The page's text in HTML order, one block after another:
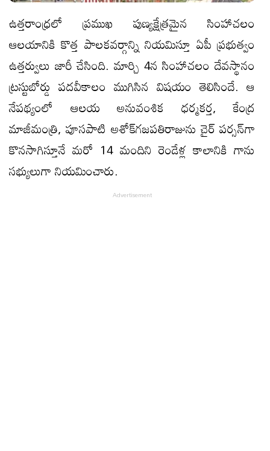
ఉత్తరాంధ్రలో ప్రముఖ పుణ్యక్షేత్రమైన సింహాచలం
ఆలయానికి కొత్త పాలకవర్గాన్ని నియమిస్తూ ఏపీ ప్రభుత్వం
ఉత్తర్వులు జారీ చేసింది. మార్చి 4న సింహాచలం దేవస్థానం
ట్రస్టుబోర్డు పదవీకాలం ముగిసిన విషయం తెలిసిందే. ఆ
నేపథ్యంలో ఆలయ అనువంశిక ధర్మకర్త, కేంద్ర
మాజీమంత్రి, పూసపాటి అశోక్‌గజపతిరాజును చైర్ పర్సన్‌గా
కొనసాగిస్తూనే మరో 14 మందిని రెండేళ్ల కాలానికి గాను
సభ్యులుగా నియమించారు.